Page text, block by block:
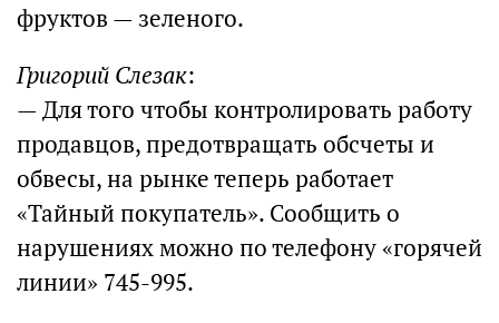
фруктов — зеленого.
Григорий Слезак:
— Для того чтобы контролировать работу
продавцов, предотвращать обсчеты и
обвесы, на рынке теперь работает
«Тайный покупатель». Сообщить о
нарушениях можно по телефону «горячей
линии» 745-995.